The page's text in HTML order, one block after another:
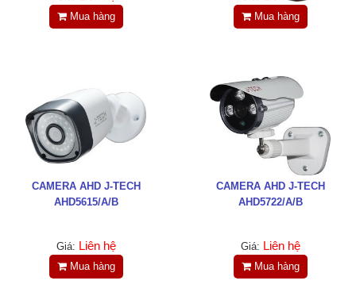
Mua hàng Mua hàng
CAMERA AHD J-TECH
AHD5615/A/B
Giá: Liên hệ
Mua hàng
CAMERA AHD J-TECH
AHD5722/A/B
Giá: Liên hệ
Mua hàng
Tin tức
Đóng
TRÊN MẠNG XÃ HỘI
Facebook
Twitter